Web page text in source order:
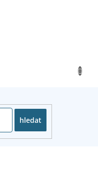
hledat